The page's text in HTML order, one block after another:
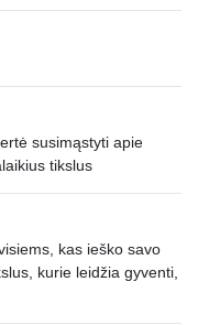
susimąstyti apie
tikslus
kas ieško savo
kurie leidžia gyventi,